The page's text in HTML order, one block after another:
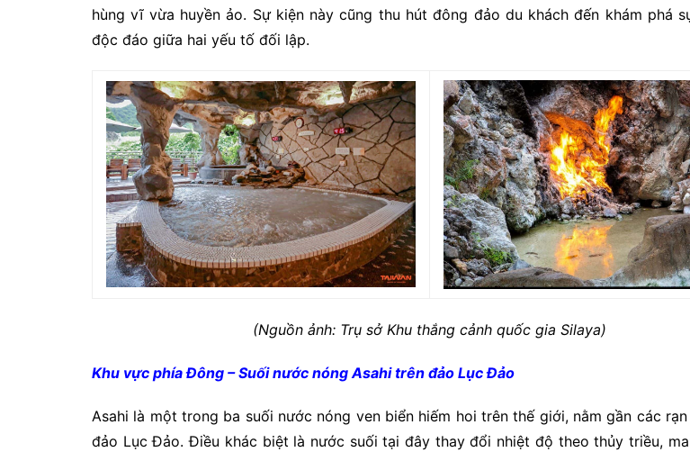
hùng vĩ vừa huyền ảo. Sự kiện này cũng thu hút đông đảo du khách đến khám phá
độc đáo giữa hai yếu tố đối lập.
(Nguồn ảnh: Trụ sở Khu thắng cảnh quốc gia Silaya)
Khu vực phía Đông – Suối nước nóng Asahi trên đảo Lục Đảo
Asahi là một trong ba suối nước nóng ven biển hiếm hoi trên thế giới, nằm gần các rạn
đảo Lục Đảo. Điều khác biệt là nước suối tại đây thay đổi nhiệt độ theo thủy triều,